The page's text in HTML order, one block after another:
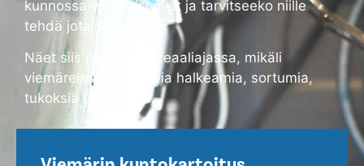
kunnossa viemärisi ovat ja tarvitseeko niille
tehdä jotain.
Näet siis monitorilta reaaliajassa, mikäli
viemäreissä on alkavia halkeamia, sortumia,
tukoksia tai vuotoja.